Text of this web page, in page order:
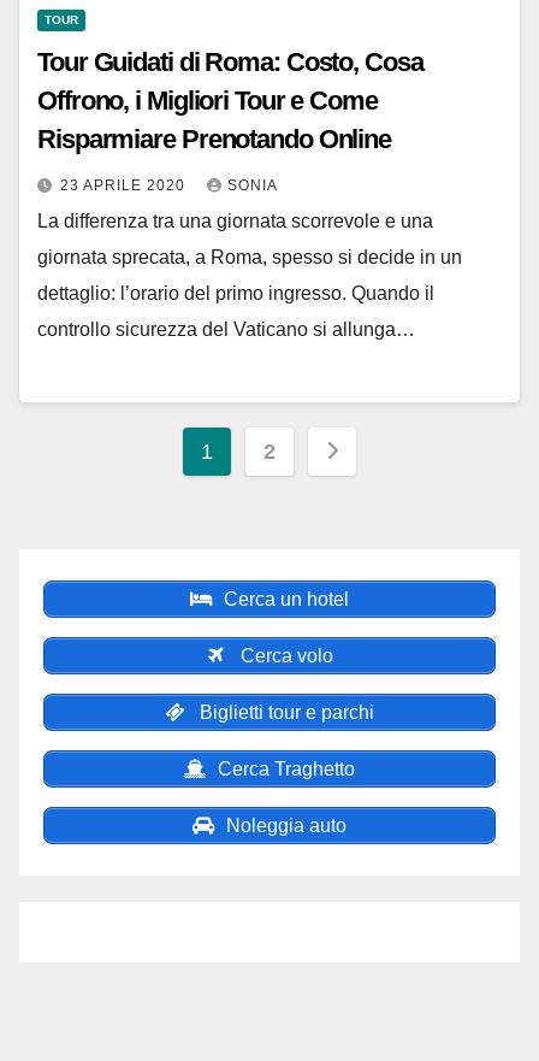
TOUR
Tour Guidati di Roma: Costo, Cosa
Offrono, i Migliori Tour e Come
Risparmiare Prenotando Online
23 APRILE 2020 SONIA
La differenza tra una giornata scorrevole e una
giornata sprecata, a Roma, spesso si decide in un
dettaglio: l’orario del primo ingresso. Quando il
controllo sicurezza del Vaticano si allunga…
Paginazione
1 2
Cerca un hotel
Cerca volo
Biglietti tour e parchi
Cerca Traghetto
Noleggia auto